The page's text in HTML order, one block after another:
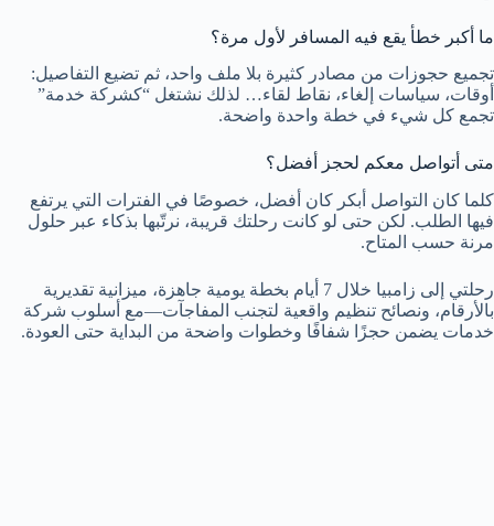
ما أكبر خطأ يقع فيه المسافر لأول مرة؟
تجميع حجوزات من مصادر كثيرة بلا ملف واحد، ثم تضيع التفاصيل:
أوقات، سياسات إلغاء، نقاط لقاء… لذلك نشتغل “كشركة خدمة”
تجمع كل شيء في خطة واحدة واضحة.
متى أتواصل معكم لحجز أفضل؟
كلما كان التواصل أبكر كان أفضل، خصوصًا في الفترات التي يرتفع
فيها الطلب. لكن حتى لو كانت رحلتك قريبة، نرتّبها بذكاء عبر حلول
مرنة حسب المتاح.
رحلتي إلى زامبيا خلال 7 أيام بخطة يومية جاهزة، ميزانية تقديرية
بالأرقام، ونصائح تنظيم واقعية لتجنب المفاجآت—مع أسلوب شركة
خدمات يضمن حجزًا شفافًا وخطوات واضحة من البداية حتى العودة.